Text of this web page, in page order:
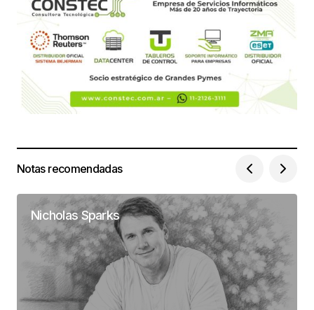
Notas recomendadas
Nicholas Sparks